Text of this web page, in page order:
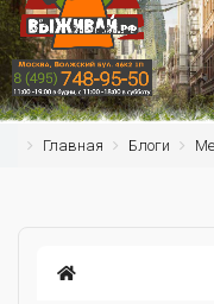
Главная Блоги